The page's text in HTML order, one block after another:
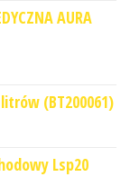
AURA
(BT200061)
Lsp20